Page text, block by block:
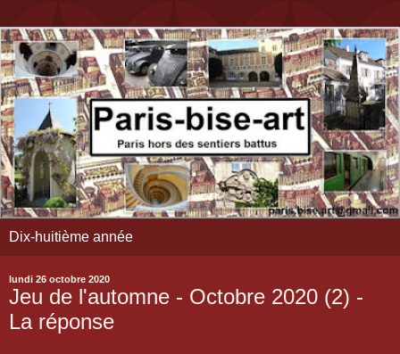
Dix-huitième année
lundi 26 octobre 2020
Jeu de l'automne - Octobre 2020 (2) -
La réponse